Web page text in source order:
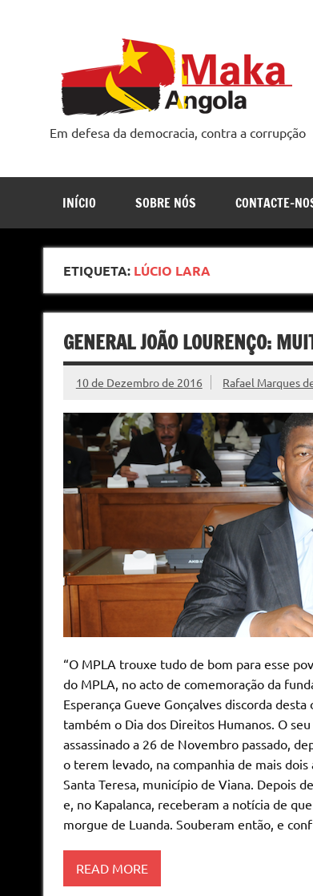
Em defesa da democracia, contra a corrupção
INÍCIO SOBRE NÓS CONTACTE-
ETIQUETA: LÚCIO LARA
GENERAL JOÃO LOURENÇO:
10 de Dezembro de 2016 Rafael Marques
“O MPLA trouxe tudo de bom para esse
do MPLA, no acto de comemoração da
Esperança Gueve Gonçalves discorda
também o Dia dos Direitos Humanos. O
assassinado a 26 de Novembro passado,
o terem levado, na companhia de mais
Santa Teresa, município de Viana. Depois
e, no Kapalanca, receberam a notícia de
morgue de Luanda. Souberam então, e
READ MORE